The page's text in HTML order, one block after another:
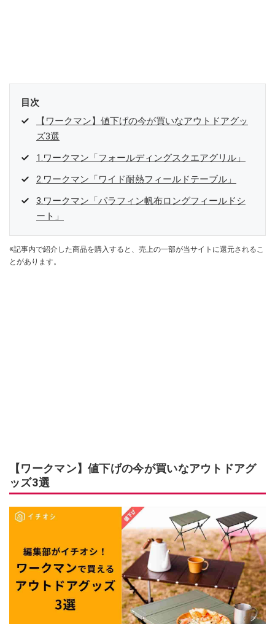
目次
【ワークマン】値下げの今が買いなアウトドアグッ
ズ3選
1.ワークマン「フォールディングスクエアグリル」
2.ワークマン「ワイド耐熱フィールドテーブル」
3.ワークマン「パラフィン帆布ロングフィールドシ
ート」
※記事内で紹介した商品を購入すると、売上の一部が当サイトに還元されるこ
とがあります。
【ワークマン】値下げの今が買いなアウトドアグ
ッズ3選